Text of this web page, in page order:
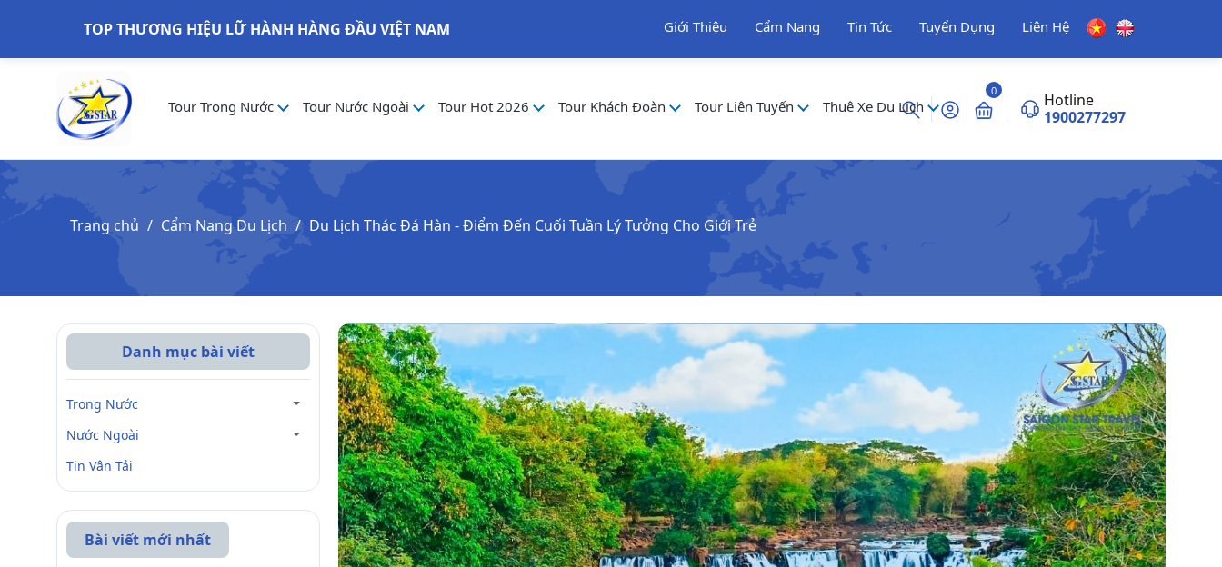
TOP THƯƠNG HIỆU LỮ HÀNH HÀNG ĐẦU VIỆT NAM Giới Thiệu Cẩm Nang Tin Tức Tuyển Dụng Liên Hệ
Tour Trong Nước Tour Nước Ngoài Tour Hot 2026 Tour Khách Đoàn Tour Liên Tuyến Thuê Xe Du Lịch
0
Hotline
1900277297
Trang chủ Cẩm Nang Du Lịch Du Lịch Thác Đá Hàn - Điểm Đến Cuối Tuần Lý Tưởng Cho Giới Trẻ
Danh mục bài viết
Trong Nước
Nước Ngoài
Tin Vận Tải
Bài viết mới nhất